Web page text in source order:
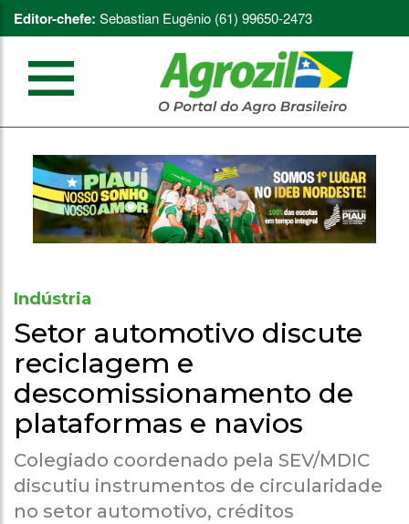
Editor-chefe: Sebastian Eugênio (61) 99650-2473
Indústria
Setor automotivo discute
reciclagem e
descomissionamento de
plataformas e navios
Colegiado coordenado pela SEV/MDIC
discutiu instrumentos de circularidade
no setor automotivo, créditos